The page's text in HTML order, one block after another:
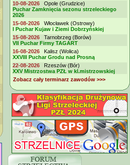
10-08-2026 Opole (Grudzice)
Puchar Zamknięcia sezonu strzeleckiego
2026
15-08-2026 Włocławek (Ostrowy)
I Puchar Kujaw i Ziemi Dobrzyńskiej
15-08-2026 Tarnobrzeg (Borów)
VII Puchar Firmy TAGART
16-08-2026 Kalisz (Wolica)
XXVIII Puchar Grodu nad Prosną
22-08-2026 Rzeszów (Bór)
XXV Mistrzostwa PZŁ w kl.mistrzowskiej
Zobacz cały terminarz zawodów >>>